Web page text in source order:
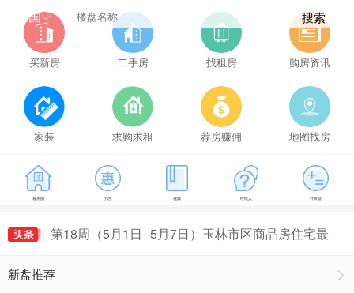
全国 搜索
买新房 二手房 找租房 购房资讯
家装 求购求租 荐房赚佣 地图找房
看房团 小区 视频 经纪人 计算器
第21周（5月22日--5月28日）玉林市区商品房住宅
最新房价出炉，玉林房价为5407元/㎡
第18周（5月1日--5月7日）玉林市区商品房住宅最
成交155套，玉林房价为5491元/㎡
第20周（5月15日--5月21日）玉林市区商品房住宅
新盘推荐